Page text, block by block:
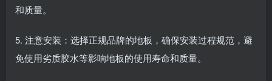
和质量。
5. 注意安装：选择正规品牌的地板，确保安装过程规范，避
免使用劣质胶水等影响地板的使用寿命和质量。